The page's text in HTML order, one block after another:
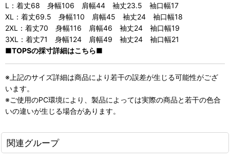
L：着丈68 身幅106 肩幅44 袖丈23.5 袖口幅17
XL：着丈69.5 身幅110 肩幅45 袖丈24 袖口幅18
2XL：着丈70 身幅116 肩幅46 袖丈24 袖口幅19
3XL：着丈71 身幅124 肩幅49 袖丈24 袖口幅21
■TOPSの採寸詳細はこちら■
※上記のサイズ詳細は商品により若干の誤差が生じる可能性がござ
います。
※ご使用のPC環境により、製品によっては実際の商品と若干の色合
いの違いが生じる場合があります。
関連グループ